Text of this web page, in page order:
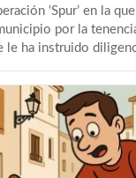
‘Spur’ en la
por la
le ha instruido